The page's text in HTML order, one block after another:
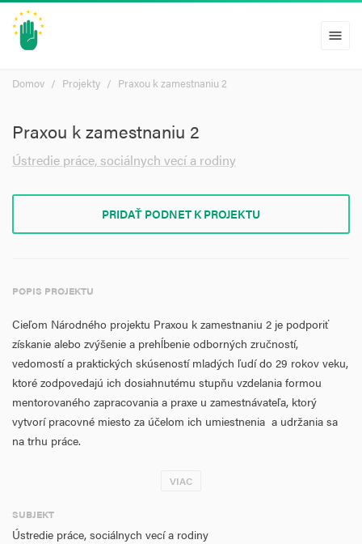
menu
Domov Projekty Praxou k zamestnaniu 2
Praxou k zamestnaniu 2
Ústredie práce, sociálnych vecí a rodiny
PRIDAŤ PODNET K PROJEKTU
POPIS PROJEKTU
Cieľom Národného projektu Praxou k zamestnaniu 2 je podporiť
získanie alebo zvýšenie a prehĺbenie odborných zručností,
vedomostí a praktických skúseností mladých ľudí do 29 rokov veku,
ktoré zodpovedajú ich dosiahnutému stupňu vzdelania formou
mentorovaného zapracovania a praxe u zamestnávateľa, ktorý
vytvorí pracovné miesto za účelom ich umiestnenia a udržania sa
na trhu práce.
u zamestnávateľa, ktorý na tento účel vytvorí pracovné miesto na
dobu minimálne 6 mesiacov, resp. na neurčitý čas a uzatvorí s UoZ
VIAC
SUBJEKT
Ústredie práce, sociálnych vecí a rodiny